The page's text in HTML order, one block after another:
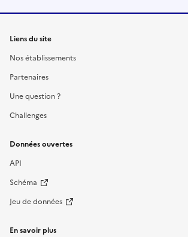
Liens du site
Nos établissements
Partenaires
Une question ?
Challenges
Données ouvertes
API
Schéma
Jeu de données
En savoir plus